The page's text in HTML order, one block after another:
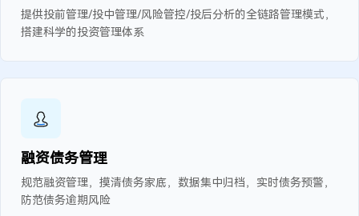
提供投前管理/投中管理/风险管控/投后分析的全链路管理模式，
搭建科学的投资管理体系
融资债务管理
规范融资管理，摸清债务家底，数据集中归档，实时债务预警，
防范债务逾期风险